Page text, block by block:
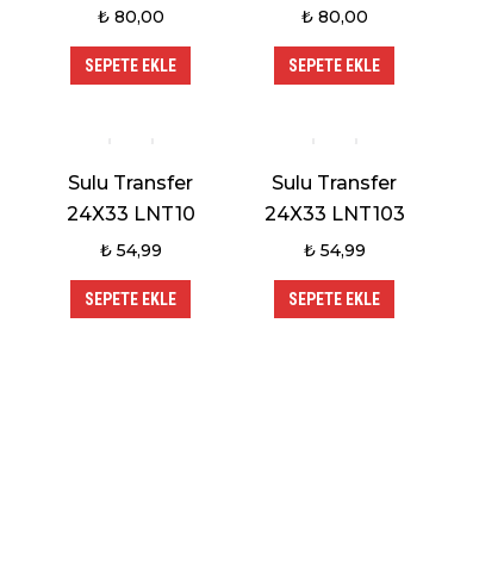
₺80,00
SEPETE EKLE
₺80,00
SEPETE EKLE
Sulu Transfer
24X33 LNT10
₺54,99
SEPETE EKLE
Sulu Transfer
24X33 LNT103
₺54,99
SEPETE EKLE